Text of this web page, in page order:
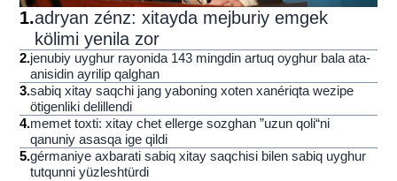
1.adryan zénz: xitayda mejburiy emgek
kölimi yenila zor
2.jenubiy uyghur rayonida 143 mingdin artuq oyghur bala ata-
anisidin ayrilip qalghan
3.sabiq xitay saqchi jang yaboning xoten xanériqta wezipe
ötigenliki delillendi
4.memet toxti: xitay chet ellerge sozghan ”uzun qoli“ni
qanuniy asasqa ige qildi
5.gérmaniye axbarati sabiq xitay saqchisi bilen sabiq uyghur
tutqunni yüzleshtürdi